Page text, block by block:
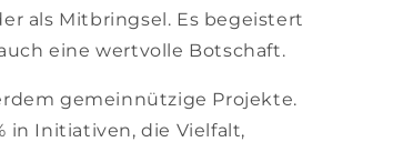
als Mitbringsel. Es begeistert
eine wertvolle Botschaft.
gemeinnützige Projekte.
in Initiativen, die Vielfalt,